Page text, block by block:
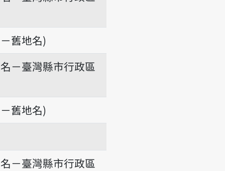
舊地名)
－臺灣縣市行政區
舊地名)
－臺灣縣市行政區